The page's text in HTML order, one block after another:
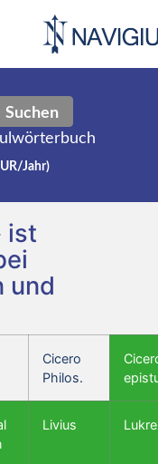
Suchen
Jahr)
ist
und
Cicero
Philos.
Livius